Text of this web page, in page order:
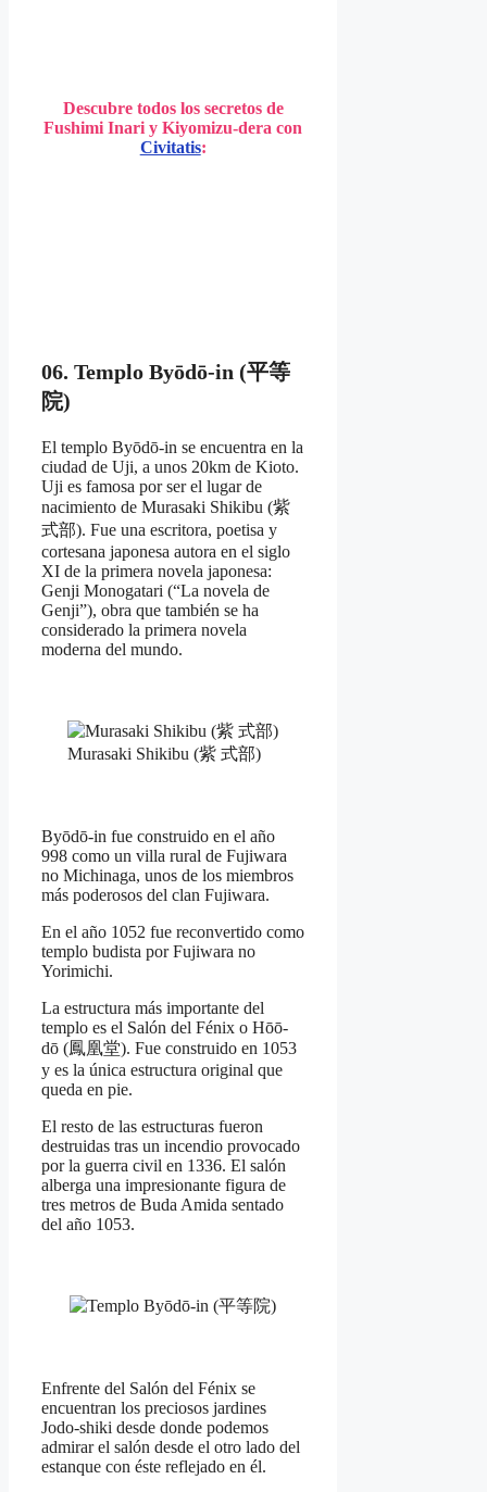
Descubre todos los secretos de
Fushimi Inari y Kiyomizu-dera con
Civitatis:
06. Templo Byōdō-in (平等
院)
El templo Byōdō-in se encuentra en la
ciudad de Uji, a unos 20km de Kioto.
Uji es famosa por ser el lugar de
nacimiento de Murasaki Shikibu (紫
式部). Fue una escritora, poetisa y
cortesana japonesa autora en el siglo
XI de la primera novela japonesa:
Genji Monogatari (“La novela de
Genji”), obra que también se ha
considerado la primera novela
moderna del mundo.
Murasaki Shikibu (紫 式部)
Byōdō-in fue construido en el año
998 como un villa rural de Fujiwara
no Michinaga, unos de los miembros
más poderosos del clan Fujiwara.
En el año 1052 fue reconvertido como
templo budista por Fujiwara no
Yorimichi.
La estructura más importante del
templo es el Salón del Fénix o Hōō-
dō (鳳凰堂). Fue construido en 1053
y es la única estructura original que
queda en pie.
El resto de las estructuras fueron
destruidas tras un incendio provocado
por la guerra civil en 1336. El salón
alberga una impresionante figura de
tres metros de Buda Amida sentado
del año 1053.
Enfrente del Salón del Fénix se
encuentran los preciosos jardines
Jodo-shiki desde donde podemos
admirar el salón desde el otro lado del
estanque con éste reflejado en él.